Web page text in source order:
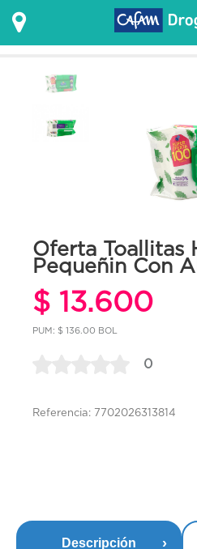
Oferta Toallitas
Pequeñin Con
$ 13.600
PUM: $ 136.00 BOL
0
Referencia: 7702026313814
Descripción